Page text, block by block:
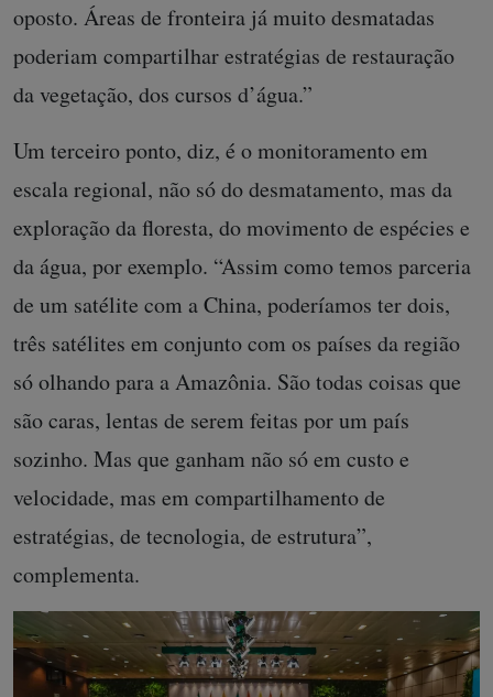
oposto. Áreas de fronteira já muito desmatadas
poderiam compartilhar estratégias de restauração
da vegetação, dos cursos d’água.”
Um terceiro ponto, diz, é o monitoramento em
escala regional, não só do desmatamento, mas da
exploração da floresta, do movimento de espécies e
da água, por exemplo. “Assim como temos parceria
de um satélite com a China, poderíamos ter dois,
três satélites em conjunto com os países da região
só olhando para a Amazônia. São todas coisas que
são caras, lentas de serem feitas por um país
sozinho. Mas que ganham não só em custo e
velocidade, mas em compartilhamento de
estratégias, de tecnologia, de estrutura”,
complementa.